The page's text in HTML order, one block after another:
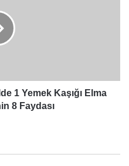
1 Yemek Kaşığı Elma
8 Faydası